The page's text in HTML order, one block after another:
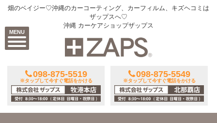
MENU
畑のベイジー♡沖縄のカーコーティング、カーフィルム、キズヘコミは
ザップスへ♡
沖縄 カーケアショップザップス
098-875-5519
※タップして今すぐ電話をかける
098-875-5549
※タップして今すぐ電話をかける